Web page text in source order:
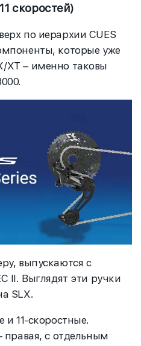
скоростей)
по иерархии CUES
которые уже
XT – именно таковы
выпускаются с
II. Выглядят эти ручки
SLX.
и 11-скоростные.
правая, с отдельным